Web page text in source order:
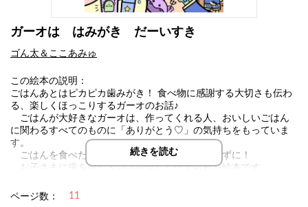
ガーオは はみがき だーいすき
ゴん太＆ここあみゅ
この絵本の説明：
ごはんあとはピカピカ歯みがき！ 食べ物に感謝する大切さも伝わ
る、楽しくほっこりするガーオのお話♪
ごはんが大好きなガーオは、作ってくれる人、おいしいごはん
に関わるすべてのものに「ありがとう♡」の気持ちをもっていま
す。
ごはんを食べたあとは、ピカピカ歯磨きを忘れずに！
お子さまに歯を磨く大切さを楽しく伝えられる絵本です。
動画を公開中！
続きを読む
ページ数： 11